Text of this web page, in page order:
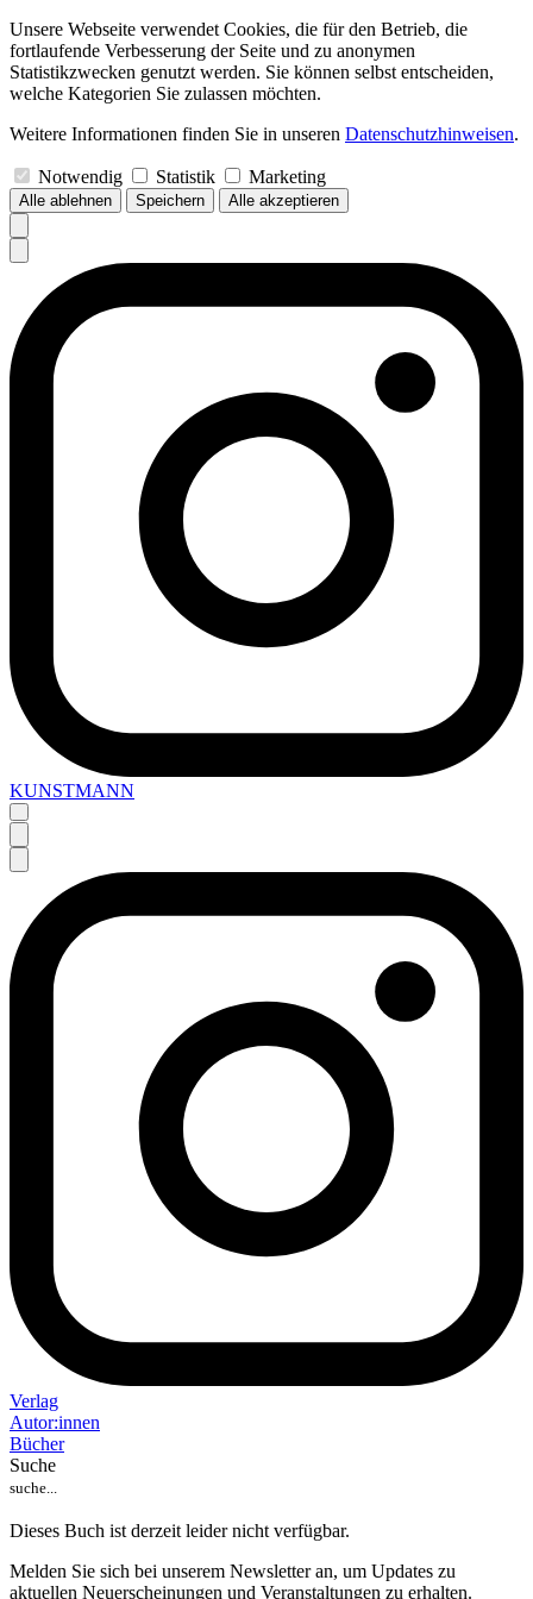
Unsere Webseite verwendet Cookies, die für den Betrieb, die
fortlaufende Verbesserung der Seite und zu anonymen
Statistikzwecken genutzt werden. Sie können selbst entscheiden,
welche Kategorien Sie zulassen möchten.
Weitere Informationen finden Sie in unseren Datenschutzhinweisen.
Notwendig Statistik Marketing
Alle ablehnen Speichern Alle akzeptieren
KUNSTMANN
Verlag
Autor:innen
Bücher
Suche
Dieses Buch ist derzeit leider nicht verfügbar.
Melden Sie sich bei unserem Newsletter an, um Updates zu
aktuellen Neuerscheinungen und Veranstaltungen zu erhalten.